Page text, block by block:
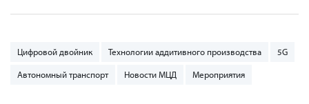
Цифровой двойник Технологии аддитивного производства 5G
Автономный транспорт Новости МЦД Мероприятия